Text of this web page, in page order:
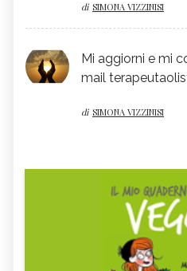
di SIMONA VIZZINISI
Mi aggiorni e mi
mail
di SIMONA VIZZINISI